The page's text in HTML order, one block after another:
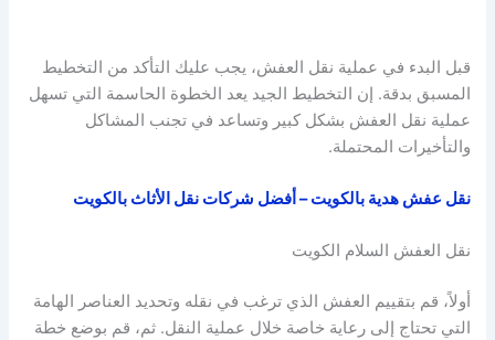
قبل البدء في عملية نقل العفش، يجب عليك التأكد من التخطيط
المسبق بدقة. إن التخطيط الجيد يعد الخطوة الحاسمة التي تسهل
عملية نقل العفش بشكل كبير وتساعد في تجنب المشاكل
والتأخيرات المحتملة.
نقل عفش هدية بالكويت – أفضل شركات نقل الأثاث بالكويت
نقل العفش السلام الكويت
أولاً، قم بتقييم العفش الذي ترغب في نقله وتحديد العناصر الهامة
التي تحتاج إلى رعاية خاصة خلال عملية النقل. ثم، قم بوضع خطة